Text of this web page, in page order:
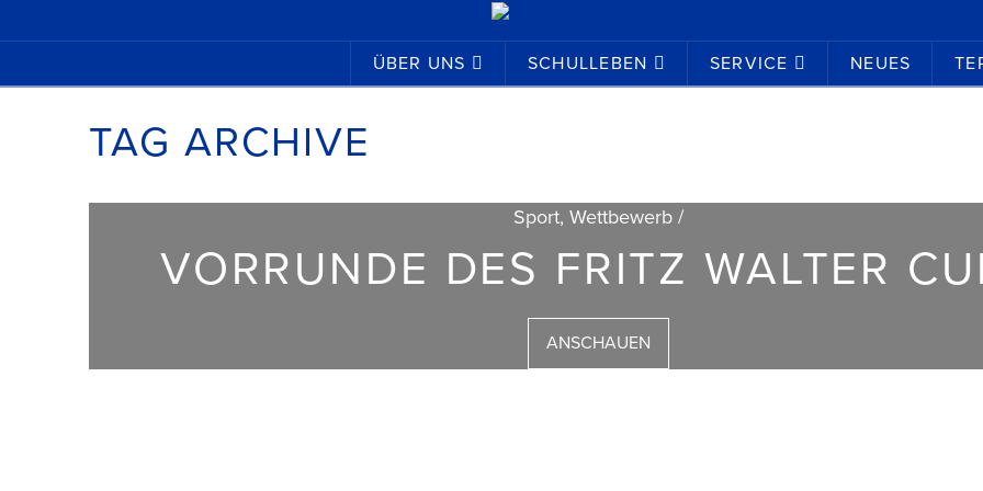
ÜBER UNS SCHULLEBEN SERVICE NEUES
TAG ARCHIVE
Sport, Wettbewerb /
VORRUNDE DES FRITZ WALTER
ANSCHAUEN